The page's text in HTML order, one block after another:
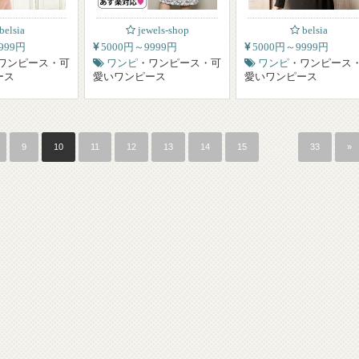
円
ンピース・可
ス
jewels-shop
5000円～9999円
ワンピ ・ワンピース・可
愛いワンピース
belsia
5000円～9999円
ワンピ ・ワンピース
愛いワンピース
9 10 11 12 13 14 15 33 »